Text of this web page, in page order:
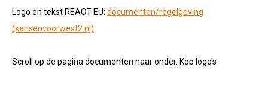
Logo en tekst REACT EU: documenten/regelgeving
(kansenvoorwest2.nl)
Scroll op de pagina documenten naar onder. Kop logo's